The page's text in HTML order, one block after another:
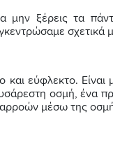
μην ξέρεις τα
σχετικά
και εύφλεκτο.
οσμή, ένα
μέσω της